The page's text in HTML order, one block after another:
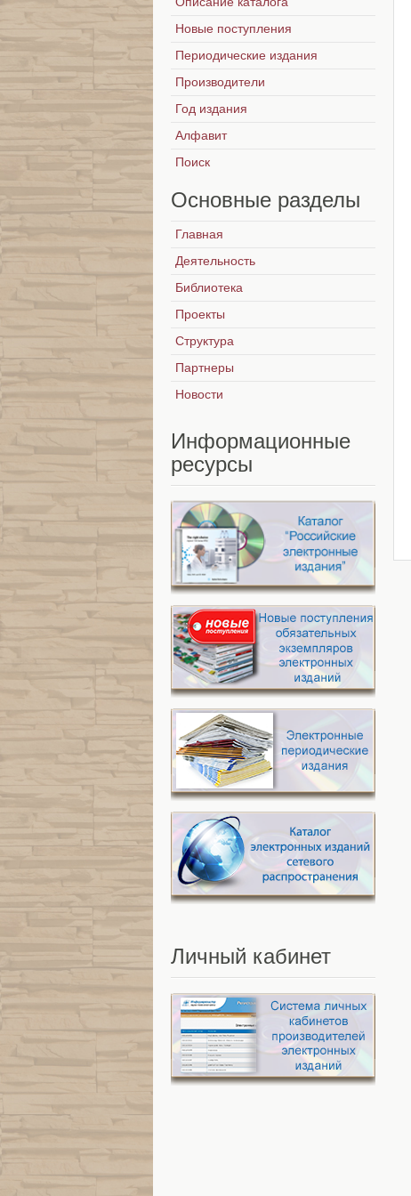
Новые поступления
Периодические издания
Производители
Год издания
Алфавит
Поиск
Основные разделы
Главная
Деятельность
Библиотека
Проекты
Структура
Партнеры
Новости
Информационные
ресурсы
Личный кабинет